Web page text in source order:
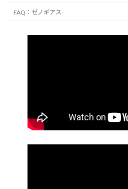
FAQ：ゼノギアス